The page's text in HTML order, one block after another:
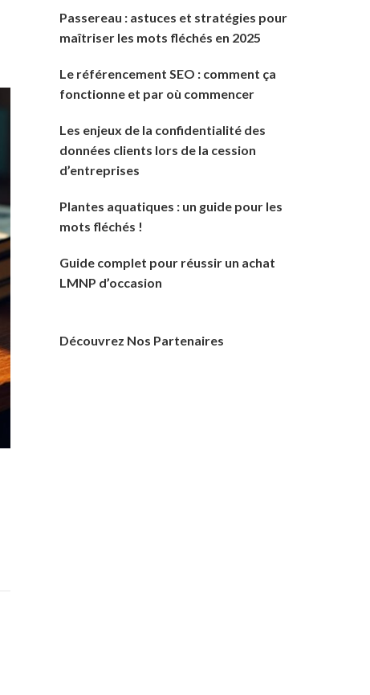
Passereau : astuces et stratégies pour
maîtriser les mots fléchés en 2025
Le référencement SEO : comment ça
fonctionne et par où commencer
Les enjeux de la confidentialité des
données clients lors de la cession
d’entreprises
Plantes aquatiques : un guide pour les
mots fléchés !
Guide complet pour réussir un achat
LMNP d’occasion
Découvrez Nos Partenaires